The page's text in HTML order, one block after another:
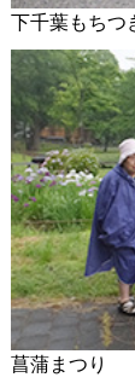
下千葉もちつ
菖蒲まつり